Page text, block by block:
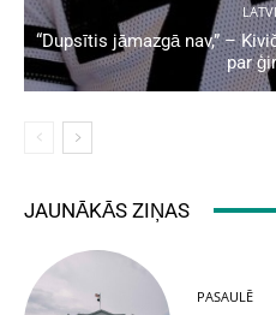
“Dupsītis jāmazgā nav,” –
par
JAUNĀKĀS ZIŅAS
PASAULĒ